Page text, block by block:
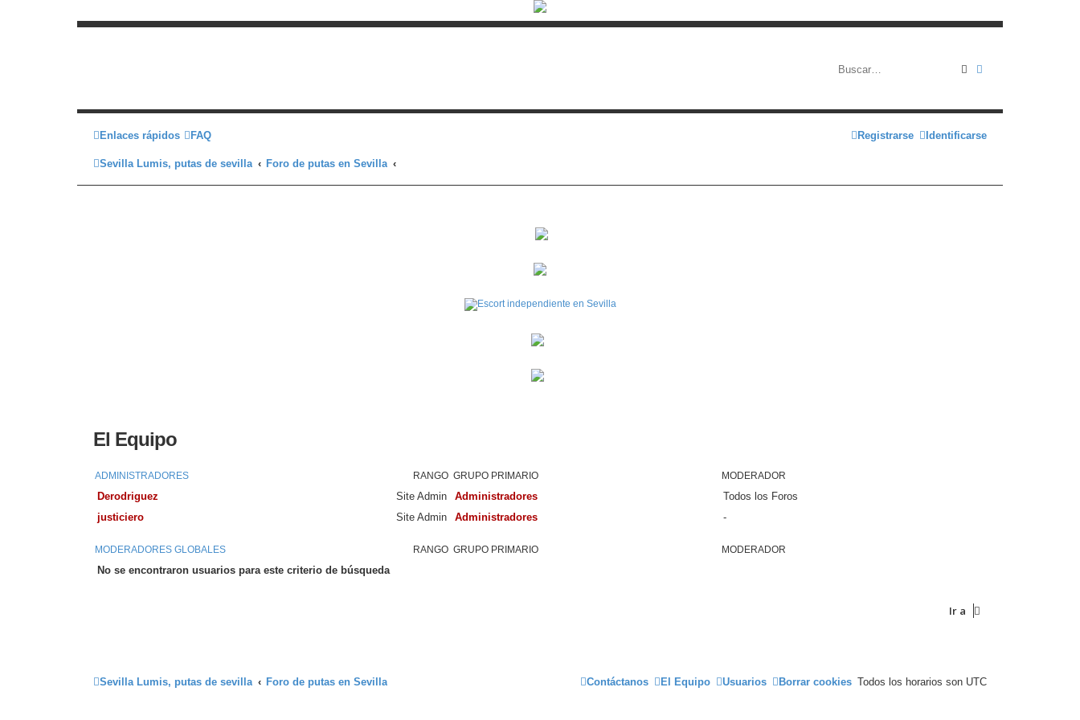
Buscar
Enlaces rápidos FAQ Identificarse
Registrarse
Sevilla Lumis, putas de sevilla Foro de putas en Sevilla
El Equipo
RANGO
ADMINISTRADORES GRUPO PRIMARIO MODERADOR
Site Admin
Derodriguez Administradores
Todos los Foros
Site Admin
justiciero Administradores -
RANGO
MODERADORES GLOBALES GRUPO PRIMARIO MODERADOR
No se encontraron usuarios para este criterio de búsqueda
Ir a
Sevilla Lumis, putas de sevilla Foro de putas en Sevilla Todos los horarios son UTC
Borrar cookies
Usuarios
El Equipo
Contáctanos